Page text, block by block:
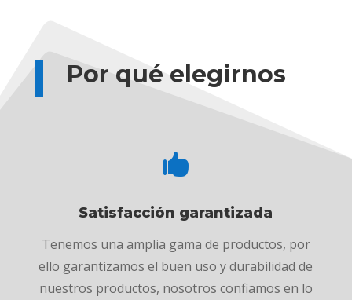
Por qué elegirnos

Satisfacción garantizada
Tenemos una amplia gama de productos, por
ello garantizamos el buen uso y durabilidad de
nuestros productos, nosotros confiamos en lo